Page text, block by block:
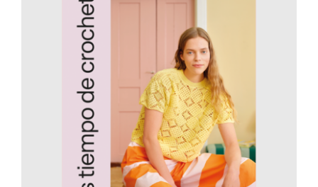
AÑADIR AL CARRITO
/
DETALLES